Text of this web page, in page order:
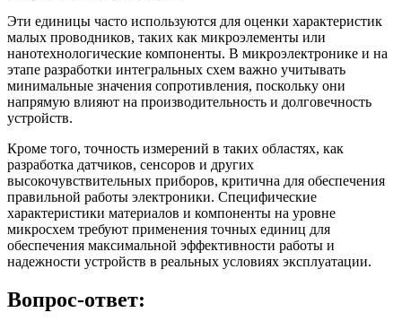
Эти единицы часто используются для оценки характеристик
малых проводников, таких как микроэлементы или
нанотехнологические компоненты. В микроэлектронике и на
этапе разработки интегральных схем важно учитывать
минимальные значения сопротивления, поскольку они
напрямую влияют на производительность и долговечность
устройств.
Кроме того, точность измерений в таких областях, как
разработка датчиков, сенсоров и других
высокочувствительных приборов, критична для обеспечения
правильной работы электроники. Специфические
характеристики материалов и компоненты на уровне
микросхем требуют применения точных единиц для
обеспечения максимальной эффективности работы и
надежности устройств в реальных условиях эксплуатации.
Вопрос-ответ: